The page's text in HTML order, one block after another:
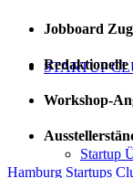
STARTUP
Startup
Jobboard
Redaktionelle
Workshop-
Hamburg Startups